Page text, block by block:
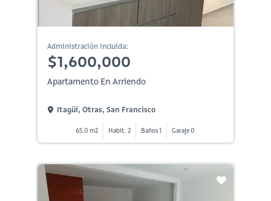
Administración incluida:
$1,600,000
Apartamento En Arriendo
Itagüí, Otras, San Francisco
65.0 m2 Habit. 2 Baños 1 Garaje 0